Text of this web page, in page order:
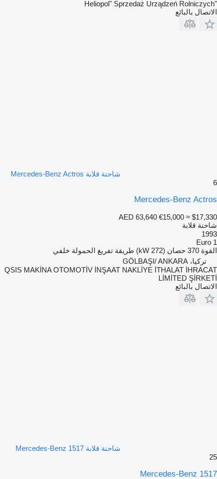
"Heliopol" Sprzedaż Urządzeń Rolniczych
الاتصال بالبائع
شاحنة قلابة Mercedes-Benz Actros
6
Mercedes-Benz Actros
AED 63,640 €15,000 ≈ $17,330
شاحنة قلابة
1993
Euro 1
القوة 370 حصان (272 kW) طريقة تفريغ الحمولة خلفي
تركيا، GÖLBAŞI/ ANKARA
QSIS MAKİNA OTOMOTİV İNŞAAT NAKLİYE İTHALAT İHRACAT
LİMİTED ŞİRKETİ
الاتصال بالبائع
شاحنة قلابة Mercedes-Benz 1517
25
Mercedes-Benz 1517